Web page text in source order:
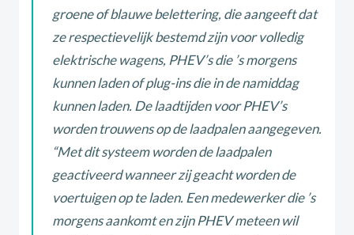
groene of blauwe belettering, die aangeeft dat
ze respectievelijk bestemd zijn voor volledig
elektrische wagens, PHEV’s die ’s morgens
kunnen laden of plug-ins die in de namiddag
kunnen laden. De laadtijden voor PHEV’s
worden trouwens op de laadpalen aangegeven.
“Met dit systeem worden de laadpalen
geactiveerd wanneer zij geacht worden de
voertuigen op te laden. Een medewerker die ’s
morgens aankomt en zijn PHEV meteen wil